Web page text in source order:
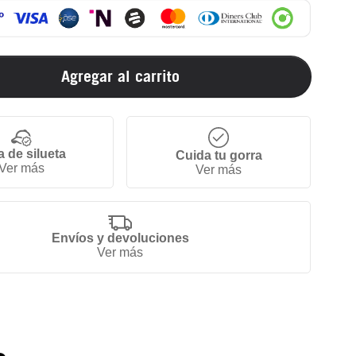
Agregar al carrito
de silueta
más
Cuida tu gorra
Ver más
Envíos y devoluciones
Ver más